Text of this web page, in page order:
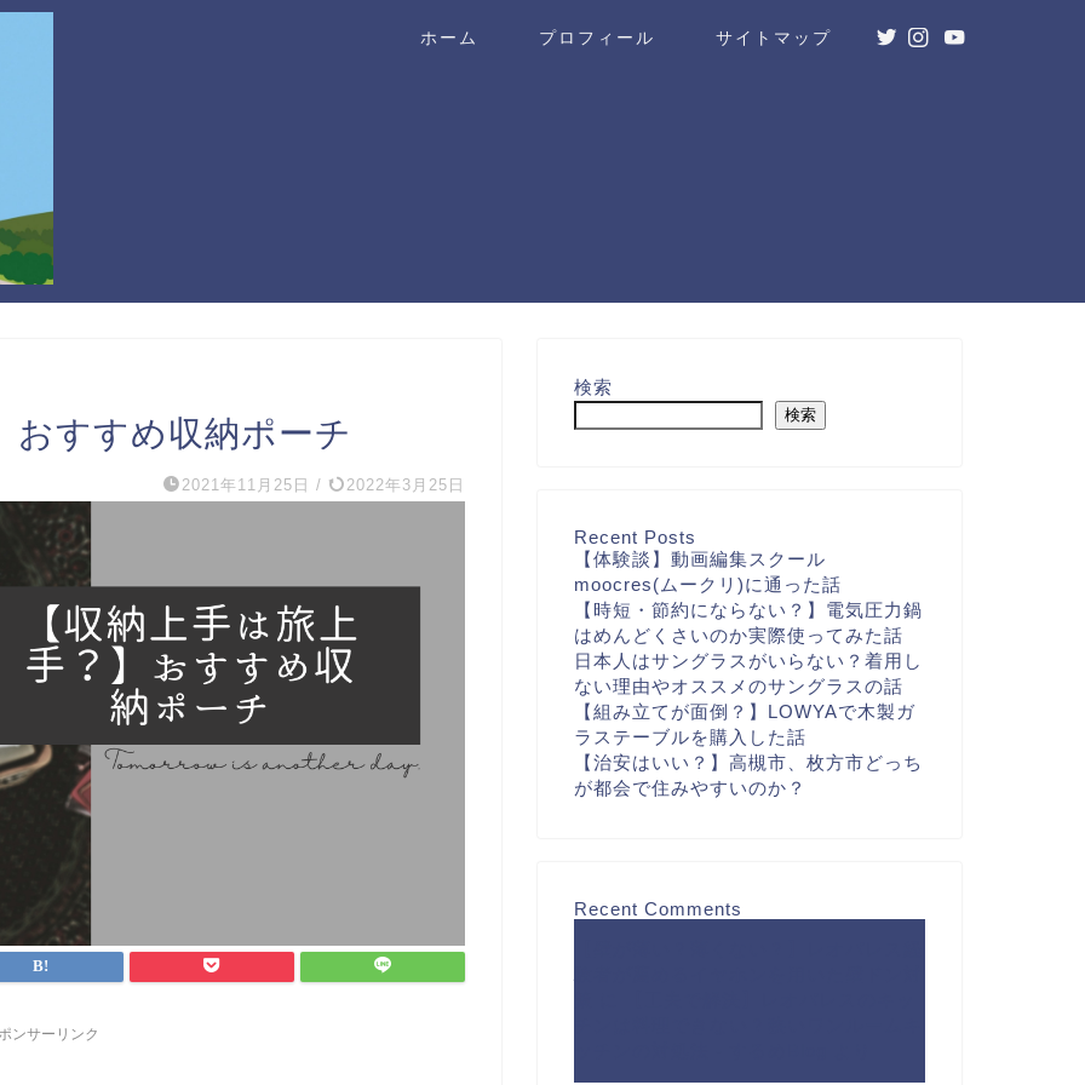
ホーム プロフィール サイトマップ
おすすめ収納ポーチ
2021年11月25日 / 2022年3月25日
ンサーリンク
検索
検索
Recent Posts
【体験談】動画編集スクール
moocres(ムークリ)に通った話
【時短・節約にならない？】電気圧力鍋
はめんどくさいのか実際使ってみた話
日本人はサングラスがいらない？着用し
ない理由やオススメのサングラスの話
【組み立てが面倒？】LOWYAで木製ガ
ラステーブルを購入した話
【治安はいい？】高槻市、枚方市どっち
が都会で住みやすいのか？
Recent Comments